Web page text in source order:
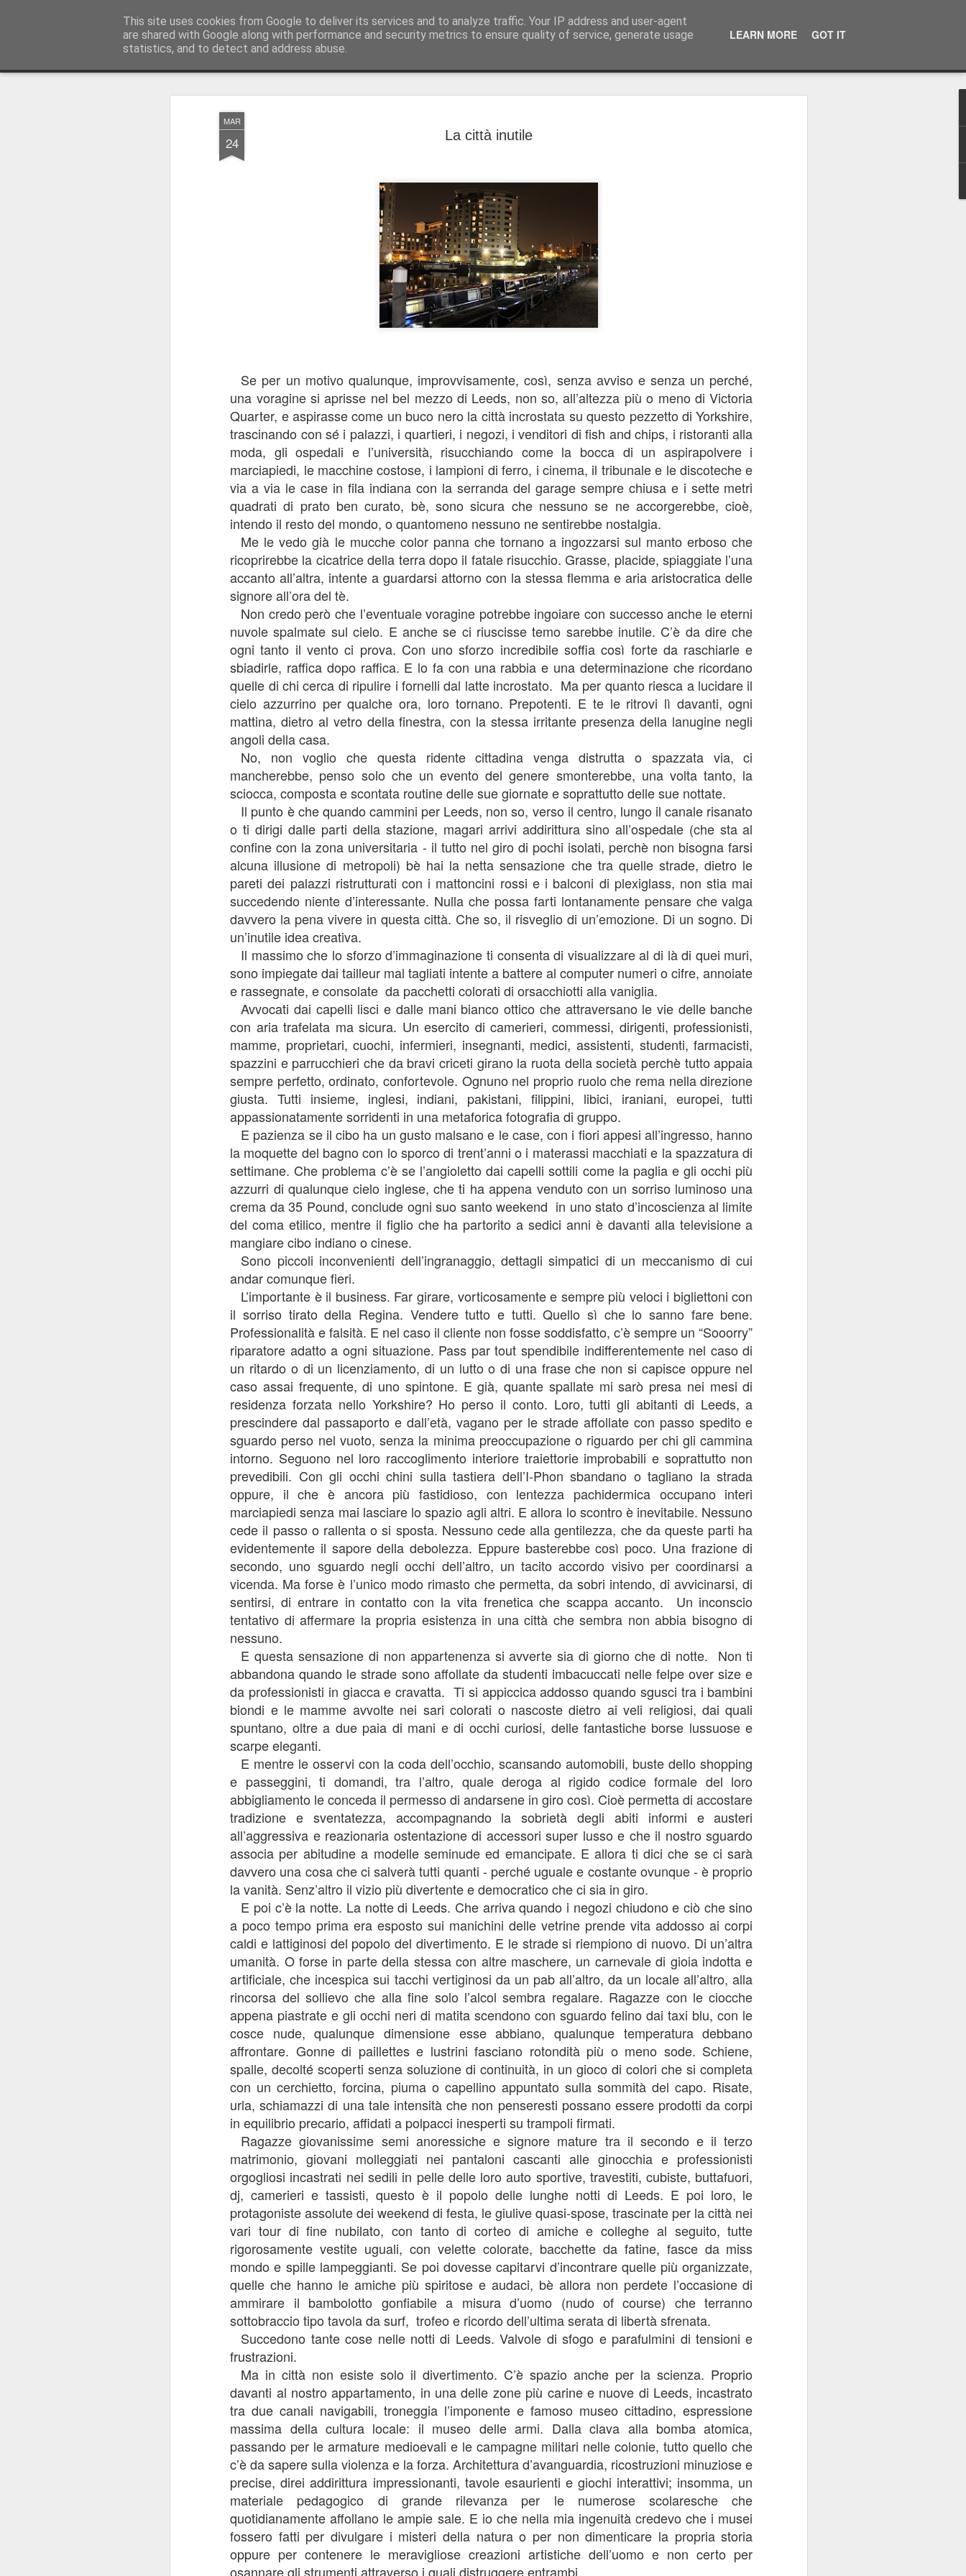
MAR
24 La città inutile
Se per un motivo qualunque, improvvisamente, così, senza avviso e senza un perché,
una voragine si aprisse nel bel mezzo di Leeds, non so, all’altezza più o meno di Victoria
Quarter, e aspirasse come un buco nero la città incrostata su questo pezzetto di Yorkshire,
trascinando con sé i palazzi, i quartieri, i negozi, i venditori di fish and chips, i ristoranti alla
moda, gli ospedali e l’università, risucchiando come la bocca di un aspirapolvere i
marciapiedi, le macchine costose, i lampioni di ferro, i cinema, il tribunale e le discoteche e
via a via le case in fila indiana con la serranda del garage sempre chiusa e i sette metri
quadrati di prato ben curato, bè, sono sicura che nessuno se ne accorgerebbe, cioè,
intendo il resto del mondo, o quantomeno nessuno ne sentirebbe nostalgia.
Me le vedo già le mucche color panna che tornano a ingozzarsi sul manto erboso che
ricoprirebbe la cicatrice della terra dopo il fatale risucchio. Grasse, placide, spiaggiate l’una
accanto all’altra, intente a guardarsi attorno con la stessa flemma e aria aristocratica delle
signore all’ora del tè.
Non credo però che l’eventuale voragine potrebbe ingoiare con successo anche le eterni
nuvole spalmate sul cielo. E anche se ci riuscisse temo sarebbe inutile. C’è da dire che
ogni tanto il vento ci prova. Con uno sforzo incredibile soffia così forte da raschiarle e
sbiadirle, raffica dopo raffica. E lo fa con una rabbia e una determinazione che ricordano
quelle di chi cerca di ripulire i fornelli dal latte incrostato. Ma per quanto riesca a lucidare il
cielo azzurrino per qualche ora, loro tornano. Prepotenti. E te le ritrovi lì davanti, ogni
mattina, dietro al vetro della finestra, con la stessa irritante presenza della lanugine negli
angoli della casa.
No, non voglio che questa ridente cittadina venga distrutta o spazzata via, ci
mancherebbe, penso solo che un evento del genere smonterebbe, una volta tanto, la
sciocca, composta e scontata routine delle sue giornate e soprattutto delle sue nottate.
Il punto è che quando cammini per Leeds, non so, verso il centro, lungo il canale risanato
o ti dirigi dalle parti della stazione, magari arrivi addirittura sino all’ospedale (che sta al
confine con la zona universitaria - il tutto nel giro di pochi isolati, perchè non bisogna farsi
alcuna illusione di metropoli) bè hai la netta sensazione che tra quelle strade, dietro le
pareti dei palazzi ristrutturati con i mattoncini rossi e i balconi di plexiglass, non stia mai
succedendo niente d’interessante. Nulla che possa farti lontanamente pensare che valga
davvero la pena vivere in questa città. Che so, il risveglio di un’emozione. Di un sogno. Di
un’inutile idea creativa.
Il massimo che lo sforzo d’immaginazione ti consenta di visualizzare al di là di quei muri,
sono impiegate dai tailleur mal tagliati intente a battere al computer numeri o cifre, annoiate
e rassegnate, e consolate da pacchetti colorati di orsacchiotti alla vaniglia.
Avvocati dai capelli lisci e dalle mani bianco ottico che attraversano le vie delle banche
con aria trafelata ma sicura. Un esercito di camerieri, commessi, dirigenti, professionisti,
mamme, proprietari, cuochi, infermieri, insegnanti, medici, assistenti, studenti, farmacisti,
spazzini e parrucchieri che da bravi criceti girano la ruota della società perchè tutto appaia
sempre perfetto, ordinato, confortevole. Ognuno nel proprio ruolo che rema nella direzione
giusta. Tutti insieme, inglesi, indiani, pakistani, filippini, libici, iraniani, europei, tutti
appassionatamente sorridenti in una metaforica fotografia di gruppo.
E pazienza se il cibo ha un gusto malsano e le case, con i fiori appesi all’ingresso, hanno
la moquette del bagno con lo sporco di trent’anni o i materassi macchiati e la spazzatura di
settimane. Che problema c’è se l’angioletto dai capelli sottili come la paglia e gli occhi più
azzurri di qualunque cielo inglese, che ti ha appena venduto con un sorriso luminoso una
crema da 35 Pound, conclude ogni suo santo weekend in uno stato d’incoscienza al limite
del coma etilico, mentre il figlio che ha partorito a sedici anni è davanti alla televisione a
mangiare cibo indiano o cinese.
Sono piccoli inconvenienti dell’ingranaggio, dettagli simpatici di un meccanismo di cui
andar comunque fieri.
L’importante è il business. Far girare, vorticosamente e sempre più veloci i bigliettoni con
il sorriso tirato della Regina. Vendere tutto e tutti. Quello sì che lo sanno fare bene.
Professionalità e falsità. E nel caso il cliente non fosse soddisfatto, c’è sempre un “Sooorry”
riparatore adatto a ogni situazione. Pass par tout spendibile indifferentemente nel caso di
un ritardo o di un licenziamento, di un lutto o di una frase che non si capisce oppure nel
caso assai frequente, di uno spintone. E già, quante spallate mi sarò presa nei mesi di
residenza forzata nello Yorkshire? Ho perso il conto. Loro, tutti gli abitanti di Leeds, a
prescindere dal passaporto e dall’età, vagano per le strade affollate con passo spedito e
sguardo perso nel vuoto, senza la minima preoccupazione o riguardo per chi gli cammina
intorno. Seguono nel loro raccoglimento interiore traiettorie improbabili e soprattutto non
prevedibili. Con gli occhi chini sulla tastiera dell’I-Phon sbandano o tagliano la strada
oppure, il che è ancora più fastidioso, con lentezza pachidermica occupano interi
marciapiedi senza mai lasciare lo spazio agli altri. E allora lo scontro è inevitabile. Nessuno
cede il passo o rallenta o si sposta. Nessuno cede alla gentilezza, che da queste parti ha
evidentemente il sapore della debolezza. Eppure basterebbe così poco. Una frazione di
secondo, uno sguardo negli occhi dell’altro, un tacito accordo visivo per coordinarsi a
vicenda. Ma forse è l’unico modo rimasto che permetta, da sobri intendo, di avvicinarsi, di
sentirsi, di entrare in contatto con la vita frenetica che scappa accanto.
Un inconscio
tentativo di affermare la propria esistenza in una città che sembra non abbia bisogno di
nessuno.
E questa sensazione di non appartenenza si avverte sia di giorno che di notte.
Non ti
abbandona quando le strade sono affollate da studenti imbacuccati nelle felpe over size e
da professionisti in giacca e cravatta. Ti si appiccica addosso quando sgusci tra i bambini
biondi e le mamme avvolte nei sari colorati o nascoste dietro ai veli religiosi, dai quali
spuntano, oltre a due paia di mani e di occhi curiosi, delle fantastiche borse lussuose e
scarpe eleganti.
E mentre le osservi con la coda dell’occhio, scansando automobili, buste dello shopping
e passeggini, ti domandi, tra l’altro, quale deroga al rigido codice formale del loro
abbigliamento le conceda il permesso di andarsene in giro così. Cioè permetta di accostare
tradizione e sventatezza, accompagnando la sobrietà degli abiti informi e austeri
all’aggressiva e reazionaria ostentazione di accessori super lusso e che il nostro sguardo
associa per abitudine a modelle seminude ed emancipate. E allora ti dici che se ci sarà
davvero una cosa che ci salverà tutti quanti - perché uguale e costante ovunque - è proprio
la vanità. Senz’altro il vizio più divertente e democratico che ci sia in giro.
E poi c’è la notte. La notte di Leeds. Che arriva quando i negozi chiudono e ciò che sino
a poco tempo prima era esposto sui manichini delle vetrine prende vita addosso ai corpi
caldi e lattiginosi del popolo del divertimento. E le strade si riempiono di nuovo. Di un’altra
umanità. O forse in parte della stessa con altre maschere, un carnevale di gioia indotta e
artificiale, che incespica sui tacchi vertiginosi da un pab all’altro, da un locale all’altro, alla
rincorsa del sollievo che alla fine solo l’alcol sembra regalare. Ragazze con le ciocche
appena piastrate e gli occhi neri di matita scendono con sguardo felino dai taxi blu, con le
cosce nude, qualunque dimensione esse abbiano, qualunque temperatura debbano
affrontare. Gonne di paillettes e lustrini fasciano rotondità più o meno sode. Schiene,
spalle, decolté scoperti senza soluzione di continuità, in un gioco di colori che si completa
con un cerchietto, forcina, piuma o capellino appuntato sulla sommità del capo. Risate,
urla, schiamazzi di una tale intensità che non penseresti possano essere prodotti da corpi
in equilibrio precario, affidati a polpacci inesperti su trampoli firmati.
Ragazze giovanissime semi anoressiche e signore mature tra il secondo e il terzo
matrimonio, giovani molleggiati nei pantaloni cascanti alle ginocchia e professionisti
orgogliosi incastrati nei sedili in pelle delle loro auto sportive, travestiti, cubiste, buttafuori,
dj, camerieri e tassisti, questo è il popolo delle lunghe notti di Leeds. E poi loro, le
protagoniste assolute dei weekend di festa, le giulive quasi-spose, trascinate per la città nei
vari tour di fine nubilato, con tanto di corteo di amiche e colleghe al seguito, tutte
rigorosamente vestite uguali, con velette colorate, bacchette da fatine, fasce da miss
mondo e spille lampeggianti. Se poi dovesse capitarvi d’incontrare quelle più organizzate,
quelle che hanno le amiche più spiritose e audaci, bè allora non perdete l’occasione di
ammirare il bambolotto gonfiabile a misura d’uomo (nudo of course) che terranno
sottobraccio tipo tavola da surf, trofeo e ricordo dell’ultima serata di libertà sfrenata.
Succedono tante cose nelle notti di Leeds. Valvole di sfogo e parafulmini di tensioni e
frustrazioni.
Ma in città non esiste solo il divertimento. C’è spazio anche per la scienza. Proprio
davanti al nostro appartamento, in una delle zone più carine e nuove di Leeds, incastrato
tra due canali navigabili, troneggia l’imponente e famoso museo cittadino, espressione
massima della cultura locale: il museo delle armi. Dalla clava alla bomba atomica,
passando per le armature medioevali e le campagne militari nelle colonie, tutto quello che
c’è da sapere sulla violenza e la forza. Architettura d’avanguardia, ricostruzioni minuziose e
precise, direi addirittura impressionanti, tavole esaurienti e giochi interattivi; insomma, un
materiale pedagogico di grande rilevanza per le numerose scolaresche che
quotidianamente affollano le ampie sale. E io che nella mia ingenuità credevo che i musei
fossero fatti per divulgare i misteri della natura o per non dimenticare la propria storia
oppure per contenere le meravigliose creazioni artistiche dell’uomo e non certo per
osannare gli strumenti attraverso i quali distruggere entrambi.
This site uses cookies from Google to deliver its services and to analyze traffic. Your IP address and user-agent
are shared with Google along with performance and security metrics to ensure quality of service, generate usage
statistics, and to detect and address abuse.
LEARN MORE GOT IT
Angeli e Pietre
l’allarme, prendo l’ascensore, oltrepasso porte automatiche, apro
essere in primavera. Passo a prendere Stefano in ospedale e ci
dirigiamo per la pausa pranzo a un campo da golf alle porte della
città. Mi aspetta la seconda lezione della mia vita di questa pratica
over quaranta che il mondo ostinatamente definisce sport. Nel
frattempo, ascolto in streaming un podcast sui libri.
CATALANA
Può accadere a tutti, prima
o dopo, di imbattersi in un
professore di cui si conserva un
brutto ricordo. Magari perché ci
siamo sentiti incompresi, trattati
ingiustamente, o per semplice
antipatia. A me è capitato solo
una volta, nel corso della quarta
ginnasio tra le mura di un istituto
religioso cagliaritano.
Quell’anno iniziai la scuola tre
mesi dopo il resto della classe, a
dicembre, a causa dei mesi di
ritiro con la nazionale italiana di
campionato del mondo.
14
SPACCATA
Quando ho letto che la
Federazione di ginnastica
svizzera ha adottato un
“regolamento” che impone ai
fotografi elvetici di non immortale
le ginnaste in pose “sensibili”
ovvero con le gambe divaricate e
di farlo da angolazioni consone
per non sessualizzare le atlete,
sono andata indietro con la
memoria alla ricerca di uno scatto,
di un’immagine che avesse in
qualche modo potuto urtare la mia
sensibilità di ex-ginnasta e di
donna; mi sono domandata se mi
fosse mai capitato di pensare,
davanti a un
22
GINETTO
Nonno Gino è nato nel
gennaio del 1914, cento
anni prima di mio figlio Michele.
Pur avendo curato intere
generazioni di bambini cagliaritani
e quartesi, riteneva che ai
attenzione solo a partire dall’età in
cui sapessero usare il
congiuntivo.
3
guerra: geopolitica e
Ho sempre dormito la notte prima
degli esami. Magari di un sonno
agitato, leggero, fragile, ma che
fosse capace di separare un
tregua di oblio da preoccupazioni
e doveri, da sforzi di memoria e
crampi ai polpacci.
JUN
16
Pelosita
“Alicia, ho una domanda da farti, ma “pelosìta” significa qualcosa
in castigliano?” le domando mentre il cameriere
del chiringuito posa sul tavolino di plastica affondato nella sabbia le due
spremute d’arancia.
“No, direi di no” mi risponde senza distogliere lo sguardo dai bambini
che giocano sul bagnasciuga poco distanti da noi.
“E in catalano?”
“Neppure” mi dice, questa volta strizzando gli occhi, come se stesse
cercando il significato di quella parola nel database cerebrale.
AUG
11
Cala Fico
Se un giorno vi andasse di visitare un posto fuori dal mondo,
dovreste andare a Cala fico. Da Cagliari dovreste prendere la
strada verso Iglesias, la zona mineraria della Sardegna e poi salire su
uno dei traghetti in partenza da Porto Scuso o da Calasetta.
La traversata con mare tranquillo dura circa una quarantina di minuti,
eppure una volta sbarcati a Carloforte avrete l’impressione di essere
finiti su un’isola molto più lontana di quella di Peter Pan.
1
Ogni volta, quando scoppia il caldo violento, vengo colta alla
sprovvista. Eppure non dovrei, dato che siamo a quota 41. Di
estati intendo. E che sono nata in Sardegna, cioè a due passi dal
deserto.
19
La città appesa al cielo 0.2
Il tè di Emily è bollente e forte proprio come quello che ho bevuto
durante gli anni trascorsi nello Yorkshire.
“Latte? Zucchero?” Mi domanda con la zeta aspra. “Tutt’e due grazie”
rispondo afferrando un biscotto burroso. Poi mi alzo e mi avvicino alle
tele posate a terra o adagiate sopra i cavalletti.
La stanza è sempre quella in cui anni fa frequentavo le sue lezioni di
inglese, con i soffitti alti, la finestra affacciata sul porto e l’odore di
calamari che risale dal vicolo.
JAN
29
La città appesa al cielo 0.1
Cronache cagliaritane di chi parte, arriva o resta
Foto Nicola Cassanello
“Cabin crew preparing for landing please” la voce del comandante
annuncia l’imminente atterraggio, anticipando di pochi secondi la virata
dell’aereo sopra l’acqua increspata del Golfo degli Angeli. La
comunicazione del pilota ha risvegliato la signora seduta alla mia destra
che scruta fuori dal finestrino con aria impaziente.
NOV
13
Quarantuno...non conto più per nessuno!
“Mumy?”
“Si?”
“Gio-ca-re”
“Vuoi giocare? Mi dai cinque minuti? Sto rispondendo a dei messaggi,
oggi è il mio compleanno.”
“Ciuncumpagno?”
“Michele o dici compleanno in italiano o cumpleaño in spagnolo… ok?”
“Mumy? Giocare a ai e ic?
“A che?”
“Ai e ic”
“Hide and seek? Vuoi giocare a nascondino?”
“Si, ai laic mucio”
“Lo so che ti piace molto…però devi dire I like a lot oppure me gusta
mucho…ok? Va bene, giochiamo cinque minuti, ma dopo doccia!”
E così mi avvio al muro accanto alla cuci
APR
2
Medaglia di ferro
Fa freddo questa mattina. Il parco è ancora silenzioso. Certi giorni
vorrei restare a letto, sfogliare un libro, ciondolare per la casa,
cappotto e guanti e vengo qui a camminare. Il dottore è stato chiaro: se
non faccio un po’ di movimento, a breve mi ritroverò con il bastone, e io
il bastone proprio non lo voglio. E poi confesso che una volta che sono
qui tra gli alberi e il rumore del vento sono contento.
FEB
15
Se fossi qualcun altro
A Michele
Se fossi qualcun altro, sarei un bambino che prende sul serio solo il
gioco e ride quando lo sgridi; un bambino che sale sullo scivolo dalla
parte in cui si scende e che parla con la bocca piena di cioccolato.
Sarei un bambino che raccoglie tesori riempendosi le tasche di pietre,
foglie e conchiglie, che rincorre bolle di sapone, piccioni e palloni
colorati. Vorrei essere un bambino che sa ancora saltare per la gioia e
crede che un cuscino sopra la testa sia un nascondiglio perfetto.
JAN
8
Generazione Zingara
Mio nonno materno era nato a Torino, da una famiglia di
imprenditori che costruiva mattoni, e subito dopo la guerra decise
di rimanere in Sardegna, stregato da mia nonna e dalla sua terra. Anche
i nonni di mia nonna materna venivano dal nord. Lei, di un’agiata
famiglia bergamasca, decise di lasciare tutto e di seguire lui, un
costruttore di organi, prima in Sicilia e poi a Cagliari. E lei, alla morte
prematura del marito volle restare nell’isola, nonostante non avesse
alcun legame familiare.
NOV
27
Il rovescio della luna
Quando cammino per la strada, ho l’abitudine di osservare le
persone, ma non tanto quelle che vengono nella mia direzione,
quanto quelle che camminano davanti a me, mostrandomi le spalle.
2
Ricordami
Quando ero bambina, verso la fine di ottobre, accompagnavo mia
nonna Wanda e sua sorella Mercede, al cimitero, per ripulire e
sistemare le tombe dei familiari scomparsi, in previsione della
commemorazione del due novembre.
Ricordo che portavamo con noi una piccola scopa di paglia, come
arrugginite e una bottiglia di plastica vuota.
24
La Trasferta
Sessanta ore
Come tutte le trasferte che si rispettino, il nostro viaggio inizia un
venerdì mattina, poco dopo l’alba, nel momento in cui il bagaglio a
mano viene chiuso nel retro del taxi diretto all’aeroporto.